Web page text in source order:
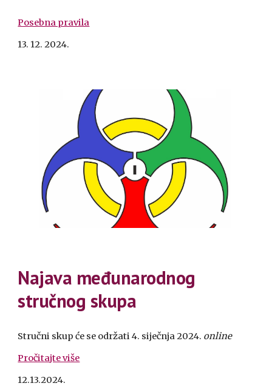
Posebna pravila
13. 12. 2024.
Najava međunarodnog
stručnog skupa
Stručni skup će se održati 4. siječnja 2024. online
Pročitajte više
12.13.2024.